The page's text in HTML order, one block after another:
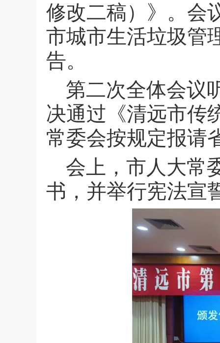
修改二稿）》。会
市城市生活垃圾管
告。
第二次全体会议
决通过《清远市传
常委会按规定报请
会上，市人大常
书，并举行宪法宣